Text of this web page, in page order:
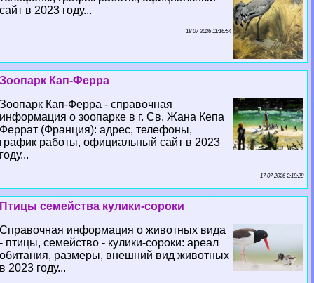
сайт в 2023 году...
18 07 2026 11:16:54
Зоопарк Кап-Ферра
Зоопарк Кап-Ферра - справочная
информация о зоопарке в г. Св. Жана Кепа
Феррат (Франция): адрес, телефоны,
график работы, официальный сайт в 2023
году...
17 07 2026 2:19:28
Птицы семейства кулики-сороки
Справочная информация о животных вида
- птицы, семейство - кулики-сороки: ареал
обитания, размеры, внешний вид животных
в 2023 году...